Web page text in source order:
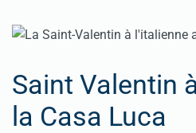
Saint Valentin
la Casa Luca